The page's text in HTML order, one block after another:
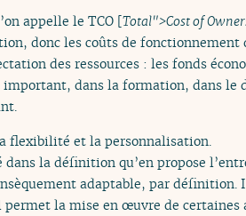
appelle le TCO [Total">Cost of
donc les coûts de
des ressources : les fonds
dans la formation, dans le
flexibilité et la personnalisation.
la définition qu’en propose
adaptable, par définition.
permet la mise en œuvre de